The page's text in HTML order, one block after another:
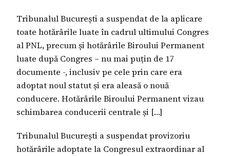
Tribunalul București a suspendat de la aplicare
toate hotărârile luate în cadrul ultimului Congres
al PNL, precum și hotărârile Biroului Permanent
luate după Congres – nu mai puțin de 17
documente -, inclusiv pe cele prin care era
adoptat noul statut și era aleasă o nouă
conducere. Hotărârile Biroului Permanent vizau
schimbarea conducerii centrale și […]
Tribunalul București a suspendat provizoriu
hotărârile adoptate la Congresul extraordinar al